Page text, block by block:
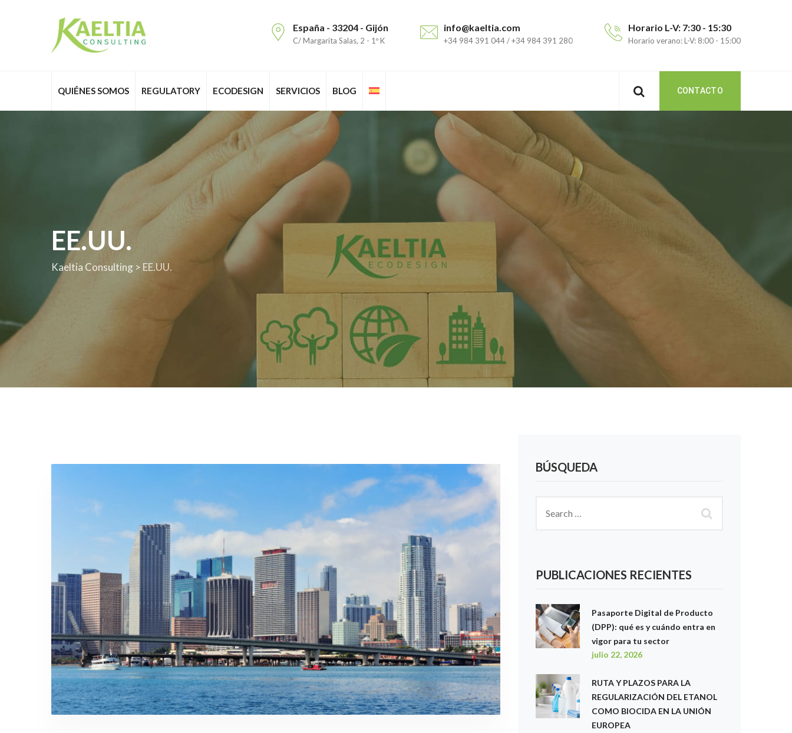
España - 33204 - Gijón
C/ Margarita Salas, 2 - 1º K
info@kaeltia.com
+34 984 391 044 / +34 984 391 280
Horario L-V: 7:30 - 15:30
Horario verano: L-V: 8:00 - 15:00
QUIÉNES SOMOS REGULATORY ECODESIGN SERVICIOS BLOG CONTACTO
EE.UU.
Kaeltia Consulting > EE.UU.
BÚSQUEDA
PUBLICACIONES RECIENTES
Pasaporte Digital de Producto
(DPP): qué es y cuándo entra en
vigor para tu sector
julio 22, 2026
RUTA Y PLAZOS PARA LA
REGULARIZACIÓN DEL ETANOL
COMO BIOCIDA EN LA UNIÓN
EUROPEA